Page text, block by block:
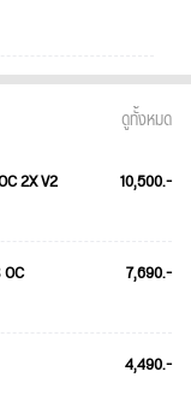
ดูทั้งหมด
2X V2 10,500.-
7,690.-
4,490.-